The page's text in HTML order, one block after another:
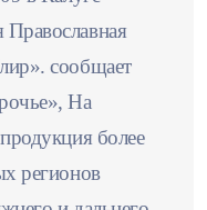
сообщает
На
более
регионов